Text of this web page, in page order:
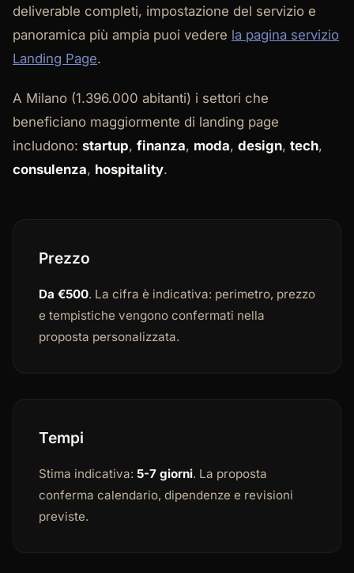
deliverable completi, impostazione del servizio e
panoramica più ampia puoi vedere la pagina servizio
Landing Page.
A Milano (1.396.000 abitanti) i settori che
beneficiano maggiormente di landing page
includono: startup, finanza, moda, design, tech,
consulenza, hospitality.
Prezzo
Da €500. La cifra è indicativa: perimetro, prezzo
e tempistiche vengono confermati nella
proposta personalizzata.
Tempi
Stima indicativa: 5-7 giorni. La proposta
conferma calendario, dipendenze e revisioni
previste.